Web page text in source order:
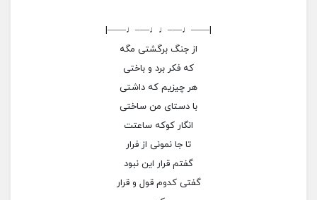
|——♩—–♩♩—–♩——|
از جنگ برگشتی مگه
که فکر برد و باختی
هر چیزیم که داشتی
با دستای من ساختی
انگار کوکه ساعتت
تا جا نمونی از فرار
گفتم قرار این نبود
گفتی کدوم قول و قرار